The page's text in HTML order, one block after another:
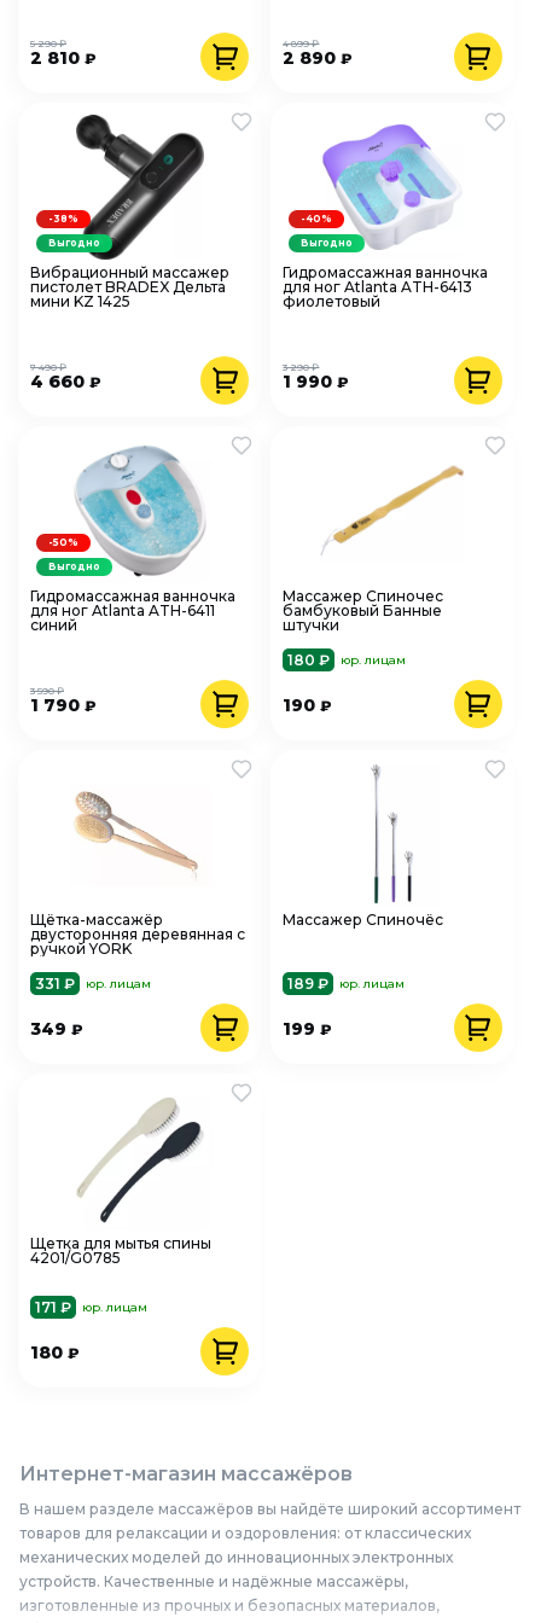
2 810 ₽
5 290 ₽
2 890₽
4 899 ₽
Вибрационный массажер
пистолет BRADEX Дельта
мини KZ 1425
4 660 ₽
7 490 ₽
-38%
Выгодно
Гидромассажная ванночка
для ног Atlanta ATH-6413
фиолетовый
1 990₽
3 290 ₽
-40%
Выгодно
Гидромассажная ванночка
для ног Atlanta ATH-6411
синий
1 790 ₽
3 590 ₽
-50%
Выгодно
Массажер Спиночес
бамбуковый Банные
штучки
180 ₽
юр. лицам
190₽
Щётка-массажёр
двусторонняя деревянная с
ручкой YORK
331 ₽
юр. лицам
349 ₽
Массажер Спиночёс
189 ₽ юр. лицам
199₽
Щетка для мытья спины
4201/G0785
171 ₽ юр. лицам
180 ₽
Интернет-магазин массажёров
В нашем разделе массажёров вы найдёте широкий ассортимент
товаров для релаксации и оздоровления: от классических
механических моделей до инновационных электронных
устройств. Качественные и надёжные массажёры,
изготовленные из прочных и безопасных материалов,